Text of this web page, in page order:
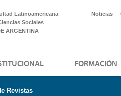
Latinoamericana
Sociales
ARGENTINA
Noticias
FORMACIÓN
Revistas